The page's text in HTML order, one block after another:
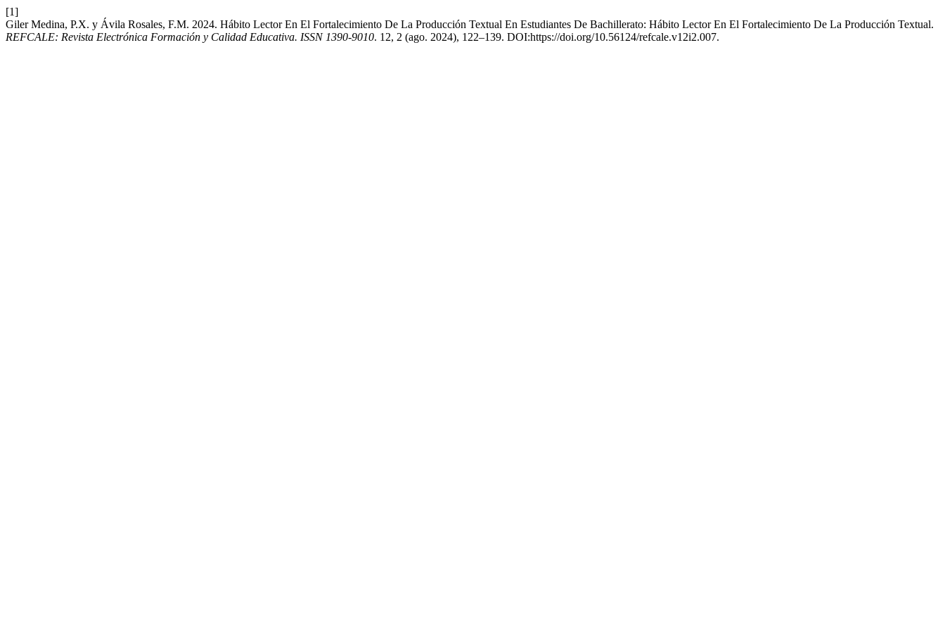
[1]
Giler Medina, P.X. y Ávila Rosales, F.M. 2024. Hábito Lector En El Fortalecimiento De La Producción Textual En Estudiantes De Bachillerato: Hábito Lector En El Fortalecimiento De La Producción Textual.
REFCALE: Revista Electrónica Formación y Calidad Educativa. ISSN 1390-9010. 12, 2 (ago. 2024), 122–139. DOI:https://doi.org/10.56124/refcale.v12i2.007.